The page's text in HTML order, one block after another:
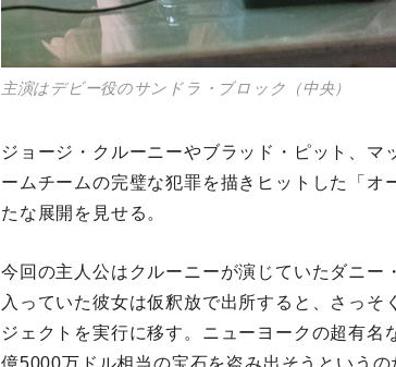
主演はデビー役のサンドラ・ブロック（中央）
ジョージ・クルーニーやブラッド・ピット、マ
ームチームの完璧な犯罪を描きヒットした「
たな展開を見せる。
今回の主人公はクルーニーが演じていたダニ
入っていた彼女は仮釈放で出所すると、さっ
ジェクトを実行に移す。ニューヨークの超有
億5000万ドル相当の宝石を盗み出そうという